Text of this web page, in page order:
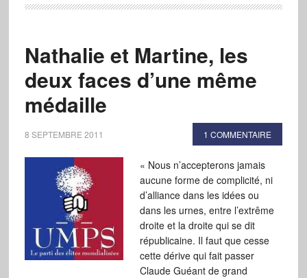
Nathalie et Martine, les
deux faces d’une même
médaille
8 SEPTEMBRE 2011 1 COMMENTAIRE
« Nous n’accepterons jamais
aucune forme de complicité, ni
d’alliance dans les idées ou
dans les urnes, entre l’extrême
droite et la droite qui se dit
républicaine. Il faut que cesse
cette dérive qui fait passer
Claude Guéant de grand